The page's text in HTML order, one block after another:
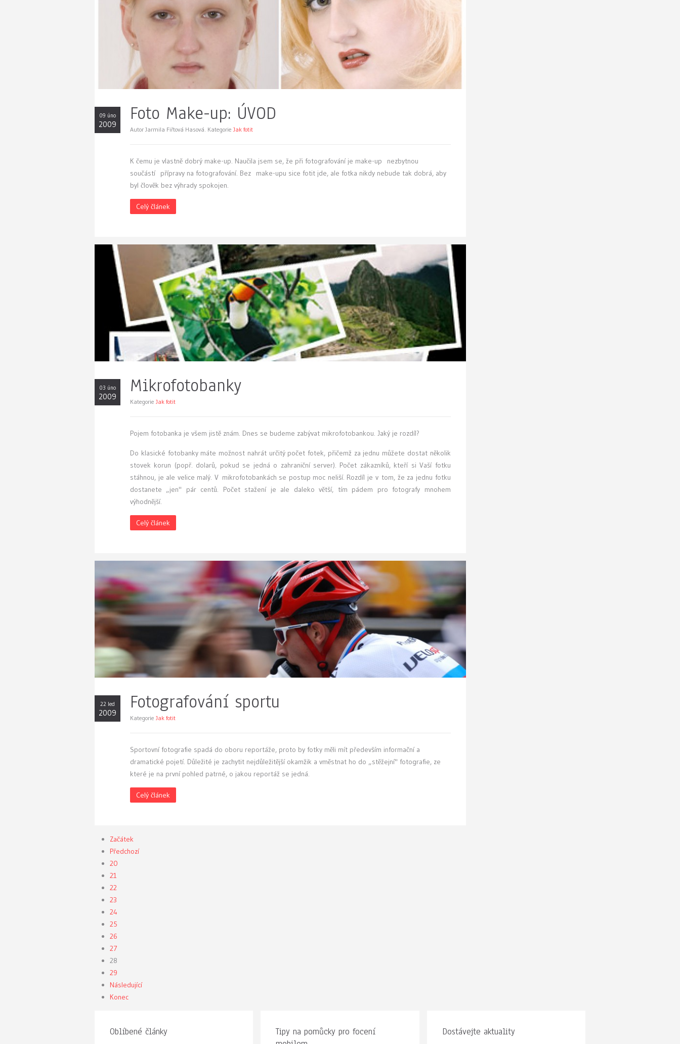
09 úno
2009 Foto Make-up: ÚVOD
Autor Jarmila Fiřtová Hasová. Kategorie Jak fotit
K čemu je vlastně dobrý make-up. Naučila jsem se, že při fotografování je make-up nezbytnou
součástí přípravy na fotografování. Bez make-upu sice fotit jde, ale fotka nikdy nebude tak dobrá, aby
byl člověk bez výhrady spokojen.
Celý článek
03 úno
2009 Mikrofotobanky
Kategorie Jak fotit
Pojem fotobanka je všem jistě znám. Dnes se budeme zabývat mikrofotobankou. Jaký je rozdíl?
Do klasické fotobanky máte možnost nahrát určitý počet fotek, přičemž za jednu můžete dostat několik
stovek korun (popř. dolarů, pokud se jedná o zahraniční server). Počet zákazníků, kteří si Vaší fotku
stáhnou, je ale velice malý. V mikrofotobankách se postup moc neliší. Rozdíl je v tom, že za jednu fotku
dostanete „jen" pár centů. Počet stažení je ale daleko větší, tím pádem pro fotografy mnohem
výhodnější.
Celý článek
22 led
2009 Fotografování sportu
Kategorie Jak fotit
Sportovní fotografie spadá do oboru reportáže, proto by fotky měli mít především informační a
dramatické pojetí. Důležité je zachytit nejdůležitější okamžik a vměstnat ho do „stěžejní" fotografie, ze
které je na první pohled patrné, o jakou reportáž se jedná.
Celý článek
Začátek
Předchozí
20
21
22
23
24
25
26
27
28
29
Následující
Konec
Oblíbené články
Tipy na pomůcky pro focení
Dostávejte aktuality